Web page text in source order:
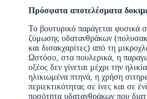
Πρόσφατα αποτελέσματα
Το βουτυρικό παράγεται φυσικά
ζύμωσης υδατανθράκων
και δισακχαρίτες) από τη
Ωστόσο, στα πουλερικά, η
οξέος δεν γίνεται μέχρι την
ηλικιωμένα πτηνά, η χρήση
περιεκτικότητας σε ίνες και σε
ποσότητα υδατανθράκων που